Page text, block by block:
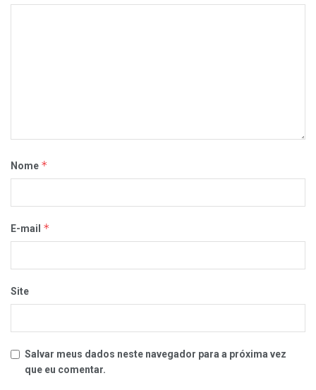
Nome *
E-mail *
Site
Salvar meus dados neste navegador para a próxima vez
que eu comentar.